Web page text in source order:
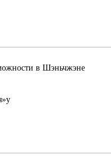
в Шэньчжэне